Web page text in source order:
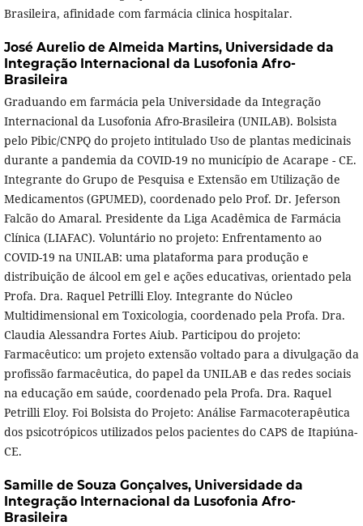
Brasileira, afinidade com farmácia clinica hospitalar.
José Aurelio de Almeida Martins, Universidade da
Integração Internacional da Lusofonia Afro-
Brasileira
Graduando em farmácia pela Universidade da Integração
Internacional da Lusofonia Afro-Brasileira (UNILAB). Bolsista
pelo Pibic/CNPQ do projeto intitulado Uso de plantas medicinais
durante a pandemia da COVID-19 no município de Acarape - CE.
Integrante do Grupo de Pesquisa e Extensão em Utilização de
Medicamentos (GPUMED), coordenado pelo Prof. Dr. Jeferson
Falcão do Amaral. Presidente da Liga Acadêmica de Farmácia
Clínica (LIAFAC). Voluntário no projeto: Enfrentamento ao
COVID-19 na UNILAB: uma plataforma para produção e
distribuição de álcool em gel e ações educativas, orientado pela
Profa. Dra. Raquel Petrilli Eloy. Integrante do Núcleo
Multidimensional em Toxicologia, coordenado pela Profa. Dra.
Claudia Alessandra Fortes Aiub. Participou do projeto:
Farmacêutico: um projeto extensão voltado para a divulgação da
profissão farmacêutica, do papel da UNILAB e das redes sociais
na educação em saúde, coordenado pela Profa. Dra. Raquel
Petrilli Eloy. Foi Bolsista do Projeto: Análise Farmacoterapêutica
dos psicotrópicos utilizados pelos pacientes do CAPS de Itapiúna-
CE.
Samille de Souza Gonçalves, Universidade da
Integração Internacional da Lusofonia Afro-
Brasileira